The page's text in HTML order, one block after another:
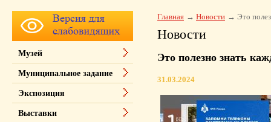
Главная Новости Это
Новости
Это полезно знать
31.03.2024
Музей
Муниципальное задание
Экспозиция
Выставки